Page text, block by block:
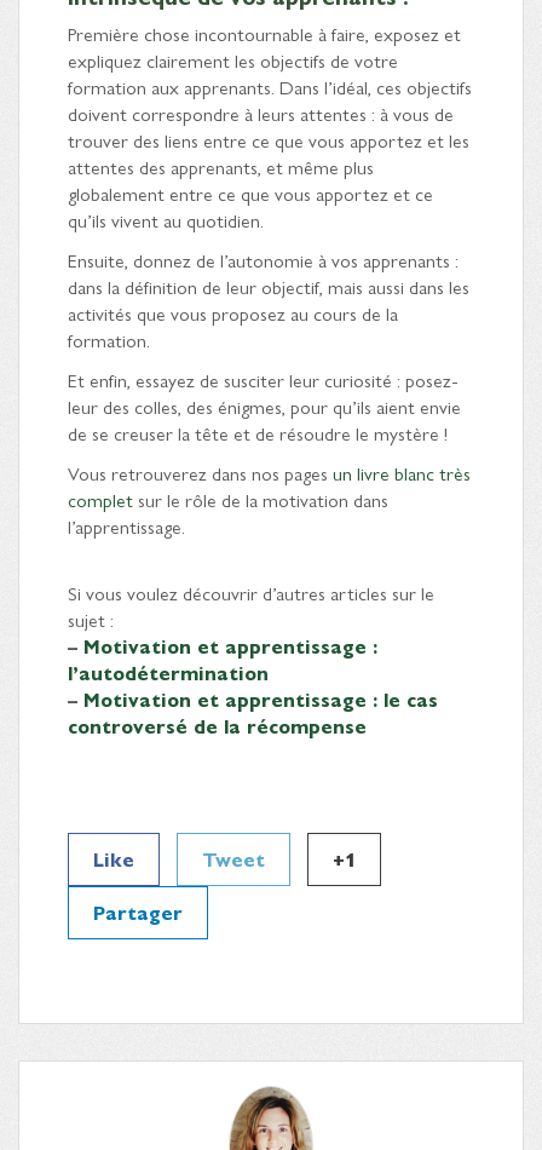
Première chose incontournable à faire, exposez et
expliquez clairement les objectifs de votre
formation aux apprenants. Dans l’idéal, ces objectifs
doivent correspondre à leurs attentes : à vous de
trouver des liens entre ce que vous apportez et les
attentes des apprenants, et même plus
globalement entre ce que vous apportez et ce
qu’ils vivent au quotidien.
Ensuite, donnez de l’autonomie à vos apprenants :
dans la définition de leur objectif, mais aussi dans les
activités que vous proposez au cours de la
formation.
Et enfin, essayez de susciter leur curiosité : posez-
leur des colles, des énigmes, pour qu’ils aient envie
de se creuser la tête et de résoudre le mystère !
Vous retrouverez dans nos pages un livre blanc très
complet sur le rôle de la motivation dans
l’apprentissage.
Si vous voulez découvrir d’autres articles sur le
sujet :
– Motivation et apprentissage :
l’autodétermination
– Motivation et apprentissage : le cas
controversé de la récompense
Like Tweet
+1
Partager